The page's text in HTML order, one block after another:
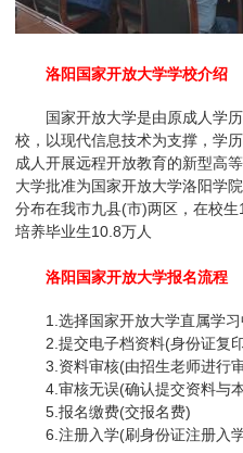
洛阳国家开放大学学校介绍
国家开放大学是由原成人学历
校，以现代信息技术为支撑，学
成人开展远程开放教育的新型高
大学批准为国家开放大学洛阳学
分布在我市九县(市)两区，在校
培养毕业生10.8万人
洛阳国家开放大学报名流程
1.选择国家开放大学直属学习
2.提交电子档资料(身份证复印
3.资料审核(由招生老师进行
4.审核无误(确认提交资料与
5.报名缴费(交报名费)
6.注册入学(刷身份证注册入